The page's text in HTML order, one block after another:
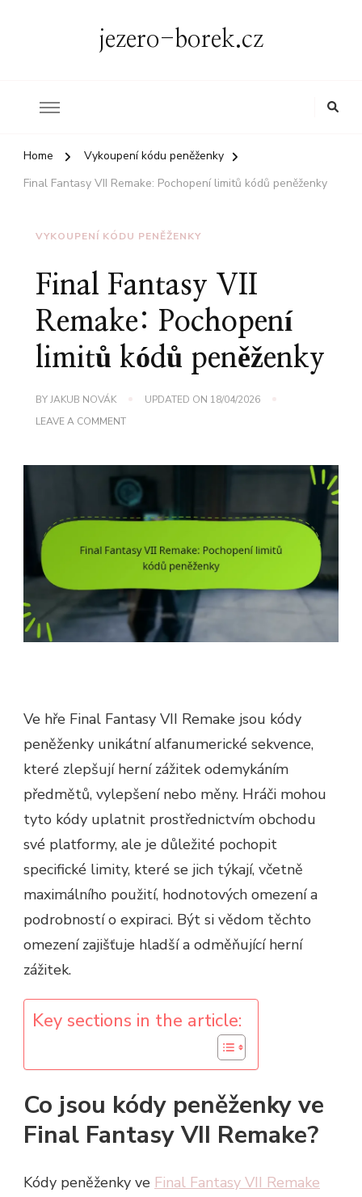
jezero-borek.cz
Home
Vykoupení kódu peněženky
Final Fantasy VII Remake: Pochopení limitů kódů peněženky
VYKOUPENÍ KÓDU PENĚŽENKY
Final Fantasy VII
Remake: Pochopení
limitů kódů peněženky
BYJAKUB NOVÁK UPDATED ON 18/04/2026
LEAVE A COMMENTON
REMAKE:
POCHOPENÍ
LIMITŮ
KÓDŮ
Ve hře Final Fantasy VII Remake jsou kódy
peněženky unikátní alfanumerické sekvence,
které zlepšují herní zážitek odemykáním
předmětů, vylepšení nebo měny. Hráči mohou
tyto kódy uplatnit prostřednictvím obchodu
své platformy, ale je důležité pochopit
specifické limity, které se jich týkají, včetně
maximálního použití, hodnotových omezení a
podrobností o expiraci. Být si vědom těchto
omezení zajišťuje hladší a odměňující herní
zážitek.
Key sections in the article:
Co jsou kódy peněženky ve
Final Fantasy VII Remake?
Kódy peněženky ve Final Fantasy VII Remake